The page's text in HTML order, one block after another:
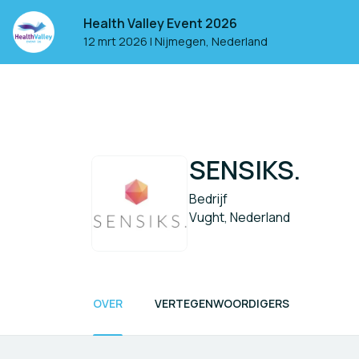
Health Valley Event 2026
12 mrt 2026 | Nijmegen, Nederland
SENSIKS.
Bedrijf
Vught, Nederland
OVER VERTEGENWOORDIGERS